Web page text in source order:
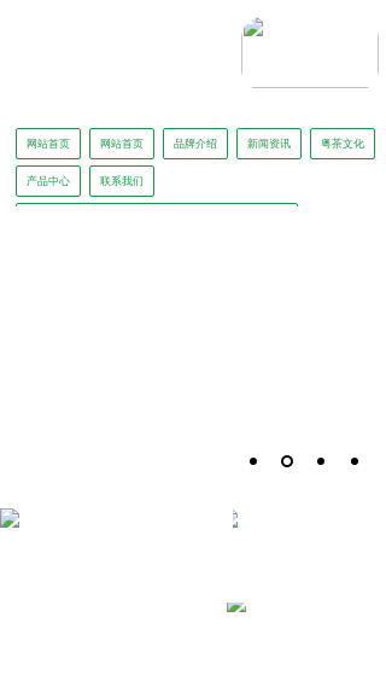
网站首页 网站首页 品牌介绍 新闻资讯 粤茶文化
产品中心 联系我们